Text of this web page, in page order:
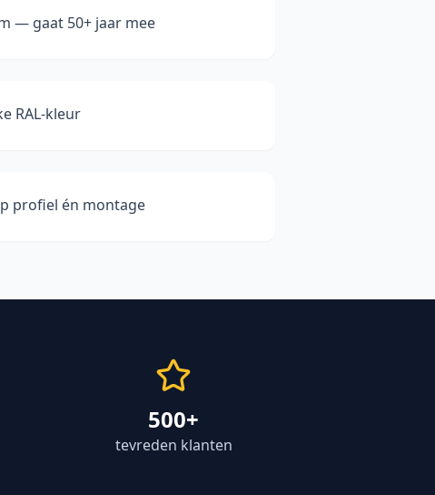
— gaat 50+ jaar mee
RAL-kleur
profiel én montage
500+
tevreden klanten